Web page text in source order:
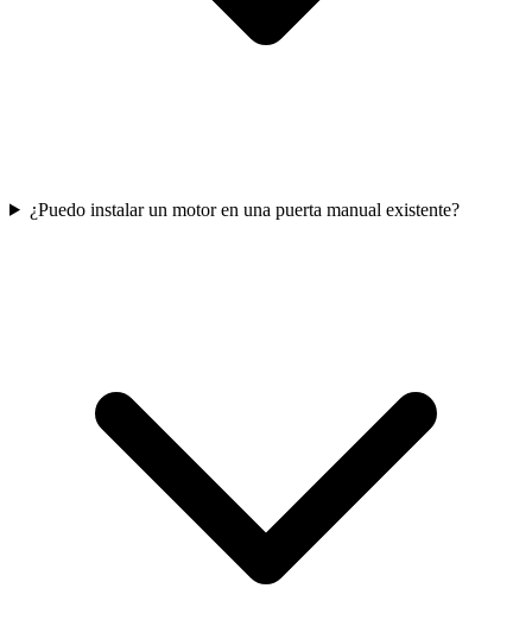
¿Puedo instalar un motor en una puerta manual existente?